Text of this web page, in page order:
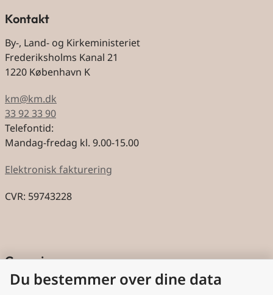
Kontakt
By-, Land- og Kirkeministeriet
Frederiksholms Kanal 21
1220 København K
km@km.dk
33 92 33 90
Telefontid:
Mandag-fredag kl. 9.00-15.00
Elektronisk fakturering
CVR: 59743228
Genveje
Cookies
Du bestemmer over dine data